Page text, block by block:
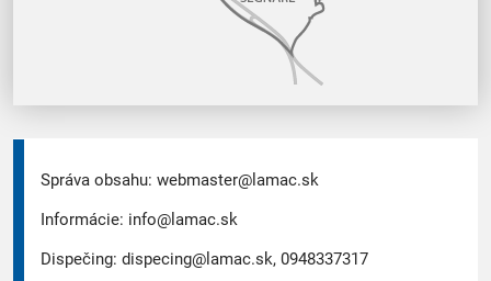
Správa obsahu: webmaster@lamac.sk
Informácie: info@lamac.sk
Dispečing: dispecing@lamac.sk, 0948337317